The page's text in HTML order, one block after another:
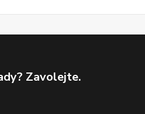
Zavolejte.